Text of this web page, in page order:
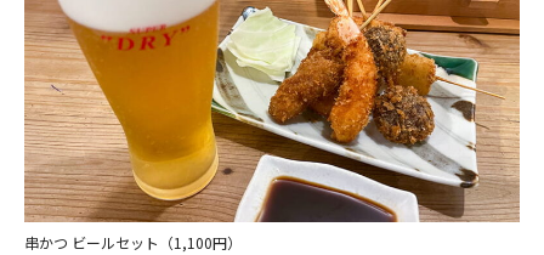
串かつ ビールセット（1,100円）